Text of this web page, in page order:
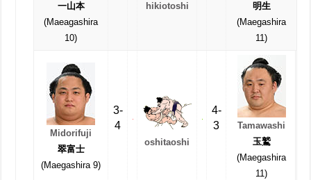
一山本
(Maeagashira
10)
hikiotoshi
明生
(Maegashira
11)
Midorifuji
翠富士
(Maegashira 9)
3-
4
oshitaoshi
4-
3
Tamawashi
玉鷲
(Maegashira
11)